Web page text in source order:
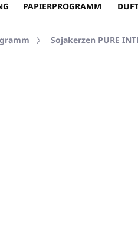
PAPIERPROGRAMM
Sojakerzen PURE